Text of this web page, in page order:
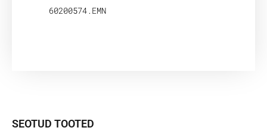
60200574.EMN
SEOTUD TOOTED